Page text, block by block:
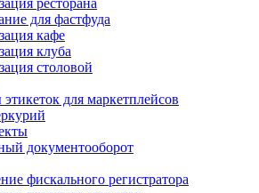
ресторана
для фастфуда
кафе
клуба
столовой
для маркетплейсов
документооборот
фискального регистратора